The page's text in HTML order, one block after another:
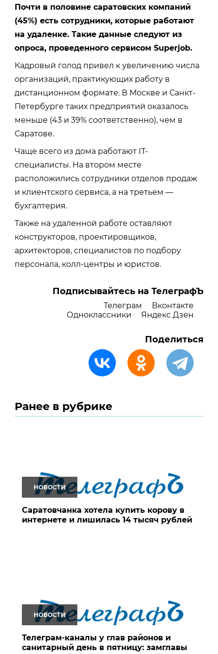
Почти в половине саратовских компаний
(45%) есть сотрудники, которые работают
на удаленке. Такие данные следуют из
опроса, проведенного сервисом Superjob.
Кадровый голод привел к увеличению числа
организаций, практикующих работу в
дистанционном формате. В Москве и Санкт-
Петербурге таких предприятий оказалось
меньше (43 и 39% соответственно), чем в
Саратове.
Чаще всего из дома работают IT-
специалисты. На втором месте
расположились сотрудники отделов продаж
и клиентского сервиса, а на третьем —
бухгалтерия.
Также на удаленной работе оставляют
конструкторов, проектировщиков,
архитекторов, специалистов по подбору
персонала, колл-центры и юристов.
Подписывайтесь на ТелеграфЪ
Телеграм
Вконтакте
Одноклассники
Яндекс Дзен
Поделиться
Ранее в рубрике
НОВОСТИ
Саратовчанка хотела купить корову в
интернете и лишилась 14 тысяч рублей
НОВОСТИ
Телеграм-каналы у глав районов и
санитарный день в пятницу: замглавы